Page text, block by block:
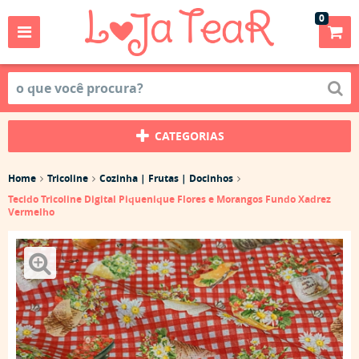
0
CATEGORIAS
Home Tricoline
Cozinha | Frutas | Docinhos
Tecido Tricoline Digital Piquenique Flores e Morangos Fundo Xadrez
Vermelho